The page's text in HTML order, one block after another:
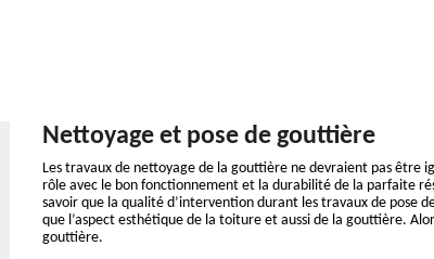
Nettoyage et pose de gouttière
Les travaux de nettoyage de la gouttière ne devraient pas être
rôle avec le bon fonctionnement et la durabilité de la parfaite
savoir que la qualité d’intervention durant les travaux de pose
que l’aspect esthétique de la toiture et aussi de la gouttière.
gouttière.